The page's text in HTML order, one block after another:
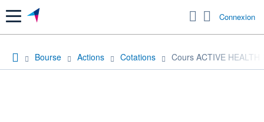
Menu Connexion
Bourse Actions Cotations Cours ACTIVE HEALTH